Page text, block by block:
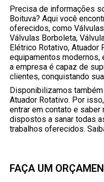
Precisa de informações
Boituva? Aqui você
oferecidos, como
Válvulas Borboleta,
Elétrico Rotativo, Atuador
equipamentos
a empresa é capaz de
clientes, conquistando
Disponibilizamos
Atuador Rotativo. Por
entrar em contato e
dispostos a sanar todas
trabalhos oferecidos.
FAÇA UM